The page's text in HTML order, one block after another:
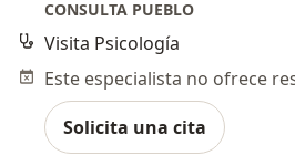
CONSULTA PUEBLO
Visita Psicología
Solicita una cita